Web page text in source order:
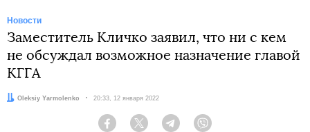
Новости
Заместитель Кличко заявил, что ни с кем
не обсуждал возможное назначение главой
КГГА
Автор:
Oleksiy Yarmolenko Дата:
20:33, 12 января 2022
Facebook Twitter Telegram